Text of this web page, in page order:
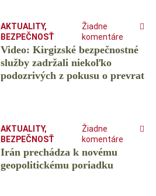
AKTUALITY,
BEZPEČNOSŤ
Žiadne
komentáre
Video: Kirgizské bezpečnostné
služby zadržali niekoľko
podozrivých z pokusu o prevrat
AKTUALITY,
BEZPEČNOSŤ
Žiadne
komentáre
Irán prechádza k novému
geopolitickému poriadku